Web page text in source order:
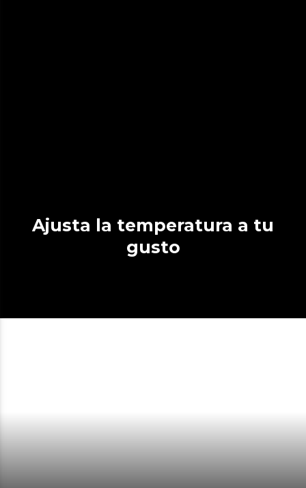
Ajusta la temperatura a tu
gusto